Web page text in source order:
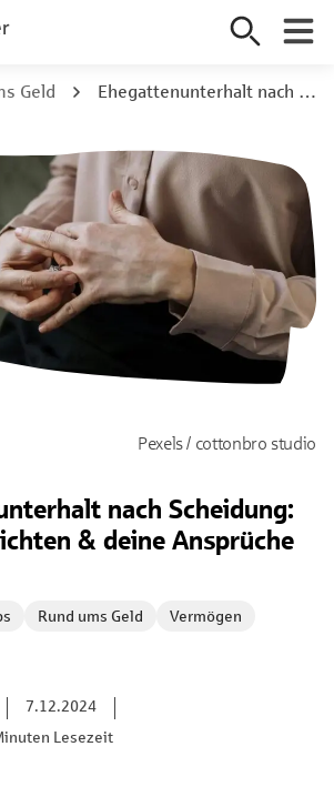
Geld Ehegattenunterhalt nach Scheidung: Rechte, Pflichten & deine Ansprüche
Pexels / cottonbro studio
nach Scheidung:
& deine Ansprüche
Rund ums Geld Vermögen
7.12.2024
Lesezeit